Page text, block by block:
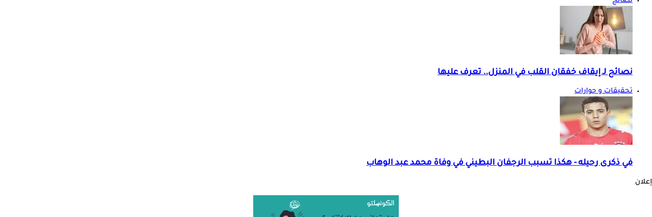
نصائح لـ إيقاف خفقان القلب في المنزل.. تعرف عليها
تحقيقات و حوارات
في ذكرى رحيله - هكذا تسبب الرجفان البطيني في وفاة محمد عبد الوهاب
إعلان